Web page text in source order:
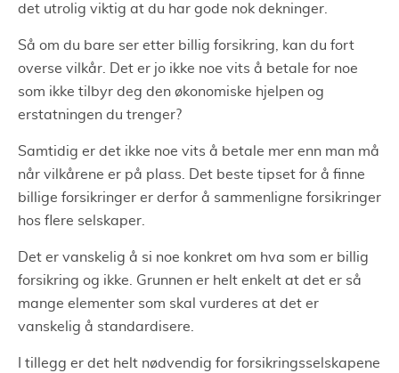
det utrolig viktig at du har gode nok dekninger.
Så om du bare ser etter billig forsikring, kan du fort
overse vilkår. Det er jo ikke noe vits å betale for noe
som ikke tilbyr deg den økonomiske hjelpen og
erstatningen du trenger?
Samtidig er det ikke noe vits å betale mer enn man må
når vilkårene er på plass. Det beste tipset for å finne
billige forsikringer er derfor å sammenligne forsikringer
hos flere selskaper.
Det er vanskelig å si noe konkret om hva som er billig
forsikring og ikke. Grunnen er helt enkelt at det er så
mange elementer som skal vurderes at det er
vanskelig å standardisere.
I tillegg er det helt nødvendig for forsikringsselskapene